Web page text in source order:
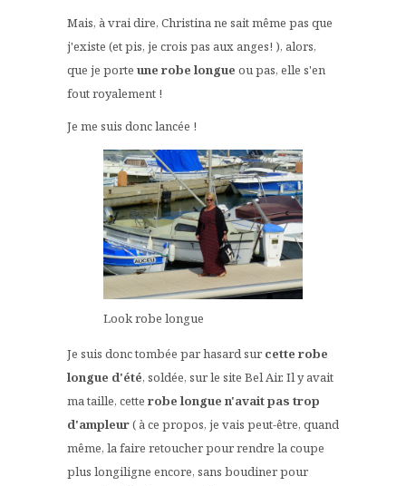
Mais, à vrai dire, Christina ne sait même pas que
j'existe (et pis, je crois pas aux anges! ), alors,
que je porte une robe longue ou pas, elle s'en
fout royalement !
Je me suis donc lancée !
Look robe longue
Je suis donc tombée par hasard sur cette robe
longue d'été, soldée, sur le site Bel Air. Il y avait
ma taille, cette robe longue n'avait pas trop
d'ampleur( à ce propos, je vais peut-être, quand
même, la faire retoucher pour rendre la coupe
plus longiligne encore, sans boudiner pour